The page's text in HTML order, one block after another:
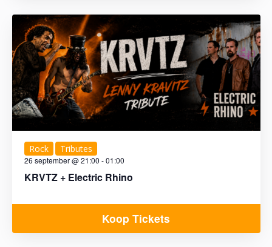
g
a
t
i
e
KRVTZ + Electric Rhino
26 september @ 21:00 -01:00
Rock Tributes
Koop Tickets